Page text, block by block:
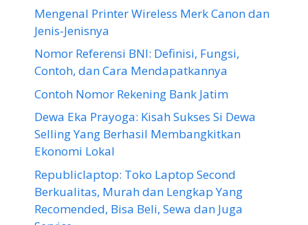
Mengenal Printer Wireless Merk Canon dan
Jenis-Jenisnya
Nomor Referensi BNI: Definisi, Fungsi,
Contoh, dan Cara Mendapatkannya
Contoh Nomor Rekening Bank Jatim
Dewa Eka Prayoga: Kisah Sukses Si Dewa
Selling Yang Berhasil Membangkitkan
Ekonomi Lokal
Republiclaptop: Toko Laptop Second
Berkualitas, Murah dan Lengkap Yang
Recomended, Bisa Beli, Sewa dan Juga